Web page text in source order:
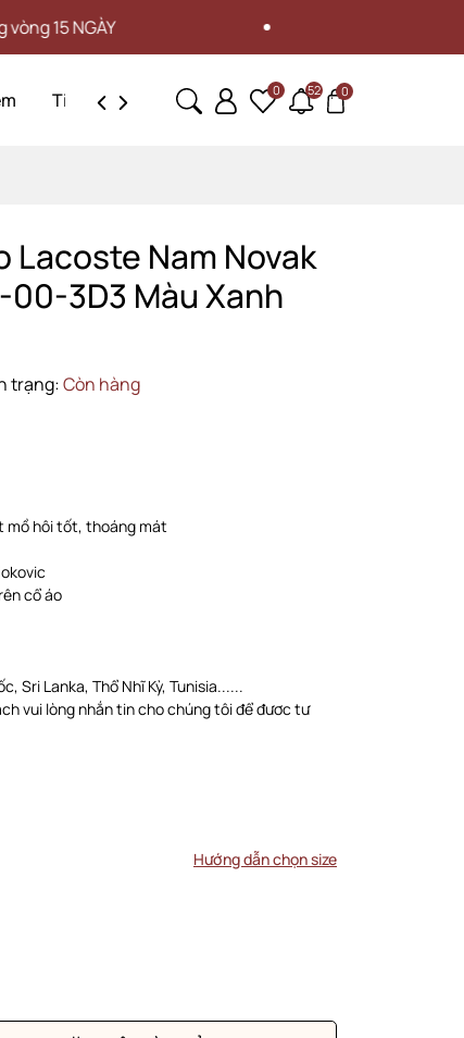
MIỄN PHÍ VẬN CHUYỂN
Tin tức Liên hệ 0 52 0
Lacoste Nam Novak
00-3D3 Màu Xanh
trạng:Còn hàng
mồ hôi tốt, thoáng mát
cổ áo
Sri Lanka, Thổ Nhĩ Kỳ, Tunisia......
vui lòng nhắn tin cho chúng tôi để đươc tư
Hướng dẫn chọn size